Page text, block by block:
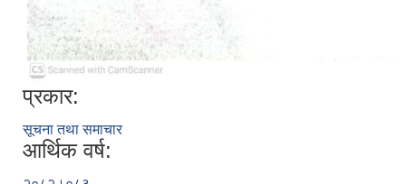
प्रकार:
सूचना तथा समाचार
आर्थिक वर्ष: